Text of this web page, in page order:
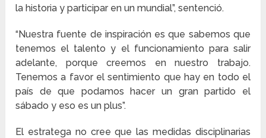
la historia y participar en un mundial”, sentenció.
“Nuestra fuente de inspiración es que sabemos que
tenemos el talento y el funcionamiento para salir
adelante, porque creemos en nuestro trabajo.
Tenemos a favor el sentimiento que hay en todo el
país de que podamos hacer un gran partido el
sábado y eso es un plus”.
El estratega no cree que las medidas disciplinarias